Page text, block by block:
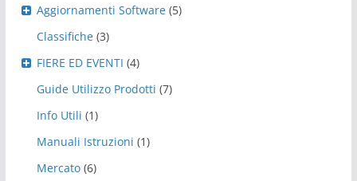
Aggiornamenti Software (5)
Classifiche (3)
FIERE ED EVENTI (4)
Guide Utilizzo Prodotti (7)
Info Utili (1)
Manuali Istruzioni (1)
Mercato (6)